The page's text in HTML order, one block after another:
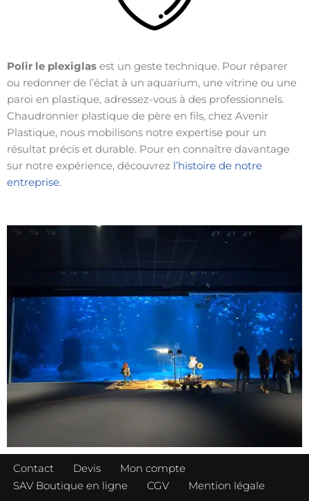
Polir le plexiglas est un geste technique. Pour réparer
ou redonner de l’éclat à un aquarium, une vitrine ou une
paroi en plastique, adressez-vous à des professionnels.
Chaudronnier plastique de père en fils, chez Avenir
Plastique, nous mobilisons notre expertise pour un
résultat précis et durable. Pour en connaître davantage
sur notre expérience, découvrez l’histoire de notre
entreprise.
Contact Devis
Mon compte
SAV Boutique en ligne
CGV Mention légale